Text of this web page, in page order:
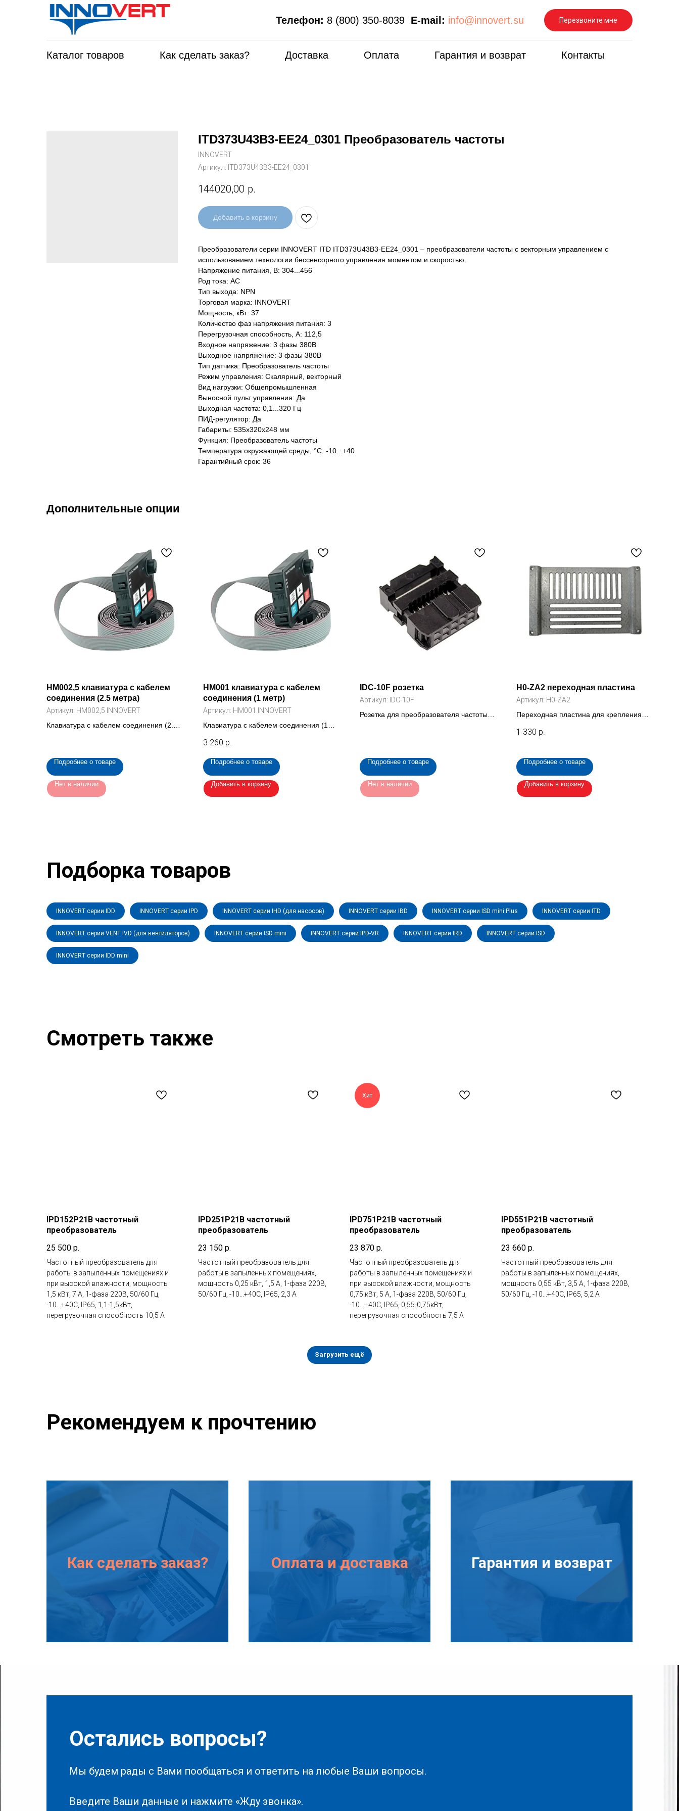
Телефон: 8 (800) 350-8039 E-mail: info@innovert.su Перезвоните мне
Каталог товаров Как сделать заказ? Доставка Оплата Гарантия и возврат Контакты
ITD373U43B3-EE24_0301 Преобразователь частоты
INNOVERT
Артикул: ITD373U43B3-EE24_0301
144020,00 р.
Добавить в корзину
Преобразователи серии INNOVERT ITD ITD373U43B3-EE24_0301 – преобразователи частоты с векторным управлением с
использованием технологии бессенсорного управления моментом и скоростью.
Напряжение питания, В: 304...456
Род тока: AC
Тип выхода: NPN
Торговая марка: INNOVERT
Мощность, кВт: 37
Количество фаз напряжения питания: 3
Перегрузочная способность, А: 112,5
Входное напряжение: 3 фазы 380В
Выходное напряжение: 3 фазы 380В
Тип датчика: Преобразователь частоты
Режим управления: Скалярный, векторный
Вид нагрузки: Общепромышленная
Выносной пульт управления: Да
Выходная частота: 0,1...320 Гц
ПИД-регулятор: Да
Габариты: 535х320х248 мм
Функция: Преобразователь частоты
Температура окружающей среды, °C: -10...+40
Гарантийный срок: 36
Дополнительные опции
HM002,5 клавиатура с кабелем
соединения (2.5 метра)
Артикул: HM002,5 INNOVERT
Клавиатура с кабелем соединения (2.5
Подробнее о товаре
Нет в наличии
HM001 клавиатура с кабелем
соединения (1 метр)
Артикул: HM001 INNOVERT
Клавиатура с кабелем соединения (1
ISD mini
3 260 р.
Подробнее о товаре
Добавить в корзину
IDC-10F розетка
Артикул: IDC-10F
Розетка для преобразователя частоты ,
Подробнее о товаре
Нет в наличии
H0-ZA2 переходная пластина
Артикул: H0-ZA2
Переходная пластина для крепления
11 кВт на клеммную коробку мотора
1 330 р.
Подробнее о товаре
Добавить в корзину
Подборка товаров
INNOVERT серии IDD INNOVERT серии IPD INNOVERT серии IHD (для насосов) INNOVERT серии IBD INNOVERT серии ISD mini Plus INNOVERT серии ITD
INNOVERT серии VENT IVD (для вентиляторов) INNOVERT серии ISD mini INNOVERT серии IPD-VR INNOVERT серии IRD INNOVERT серии ISD
INNOVERT серии IDD mini
Смотреть также
IPD152P21B частотный
преобразователь
25 500 р.
Частотный преобразователь для
работы в запыленных помещениях и
при высокой влажности, мощность
1,5 кВт, 7 А, 1-фаза 220В, 50/60 Гц,
-10...+40С, IP65, 1,1-1,5кВт,
перегрузочная способность 10,5 А
IPD251P21B частотный
преобразователь
23 150 р.
Частотный преобразователь для
работы в запыленных помещениях,
мощность 0,25 кВт, 1,5 А, 1-фаза 220В,
50/60 Гц, -10...+40С, IP65, 2,3 А
Хит
IPD751P21B частотный
преобразователь
23 870 р.
Частотный преобразователь для
работы в запыленных помещениях и
при высокой влажности, мощность
0,75 кВт, 5 А, 1-фаза 220В, 50/60 Гц,
-10...+40С, IP65, 0,55-0,75кВт,
перегрузочная способность 7,5 А
IPD551P21B частотный
преобразователь
23 660 р.
Частотный преобразователь для
работы в запыленных помещениях,
мощность 0,55 кВт, 3,5 А, 1-фаза 220В,
50/60 Гц, -10...+40С, IP65, 5,2 А
Загрузить ещё
Рекомендуем к прочтению
Как сделать заказ?
Подробнее Оплата и доставка
Подробнее Гарантия и возврат
Подробнее
Остались вопросы?
Мы будем рады с Вами пообщаться и ответить на любые Ваши вопросы.
Введите Ваши данные и нажмите «Жду звонка».